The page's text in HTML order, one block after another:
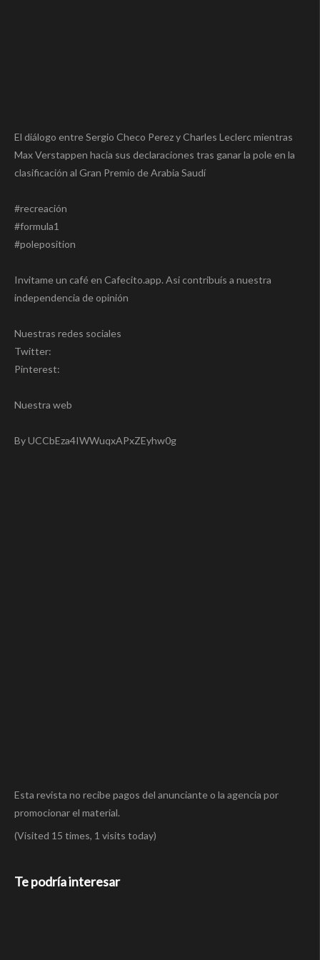
El diálogo entre Sergio Checo Perez y Charles Leclerc mientras
Max Verstappen hacia sus declaraciones tras ganar la pole en la
clasificación al Gran Premio de Arabia Saudí
#recreación
#formula1
#poleposition
Invitame un café en Cafecito.app. Asi contribuís a nuestra
independencia de opinión
Nuestras redes sociales
Twitter:
Pinterest:
Nuestra web
By UCCbEza4IWWuqxAPxZEyhw0g
Esta revista no recibe pagos del anunciante o la agencia por
promocionar el material.
(Visited 15 times, 1 visits today)
Te podría interesar